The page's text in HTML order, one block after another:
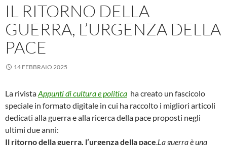
IL RITORNO DELLA
GUERRA, L’URGENZA DELLA
PACE
14 FEBBRAIO 2025
La rivistaAppunti di cultura e politica ha creato un fascicolo
speciale in formato digitale in cui ha raccolto i migliori articoli
dedicati alla guerra e alla ricerca della pace proposti negli
ultimi due anni:
Il ritorno della guerra, l’urgenza della pace.La guerra è una